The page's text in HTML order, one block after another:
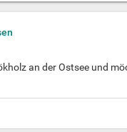
an der Ostsee und